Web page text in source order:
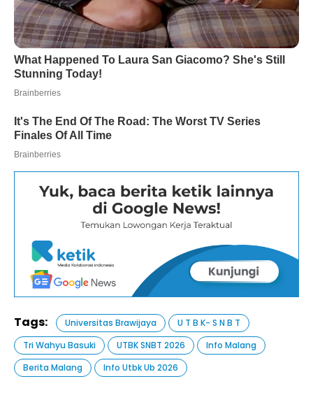
Tags: Universitas Brawijaya
U T B K- S N B T
Tri Wahyu Basuki
UTBK SNBT 2026
Info Malang
Berita Malang
Info Utbk Ub 2026